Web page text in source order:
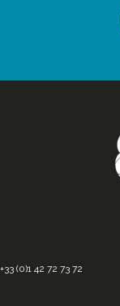
+33 (0)1 42 72 73 72